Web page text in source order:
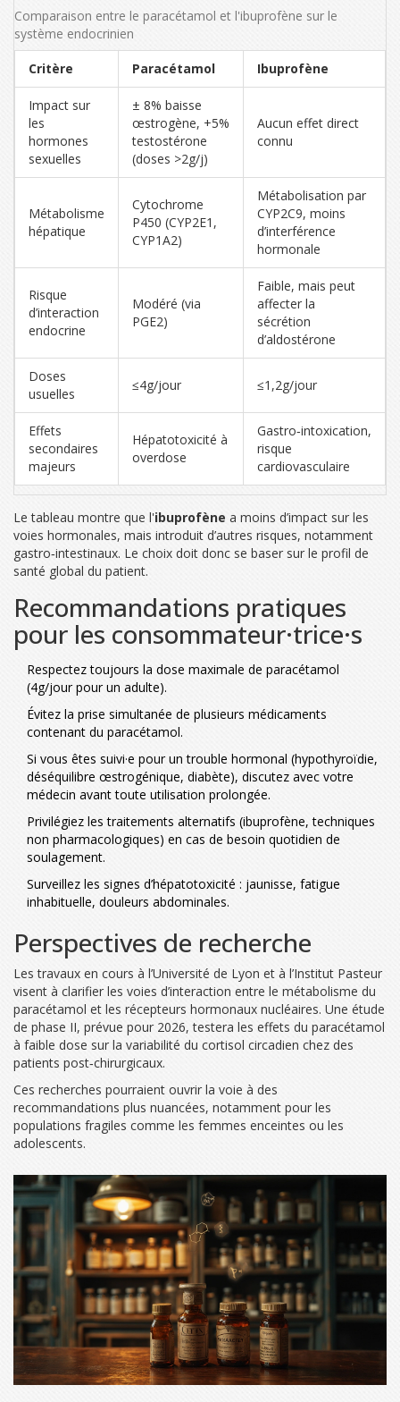
Comparaison entre le paracétamol et l'ibuprofène sur le
système endocrinien
Critère Paracétamol Ibuprofène
Impact sur
les
hormones
sexuelles
± 8% baisse
œstrogène, +5%
testostérone
(doses >2g/j)
Aucun effet direct
connu
Métabolisme
hépatique
Cytochrome
P450 (CYP2E1,
CYP1A2)
Métabolisation par
CYP2C9, moins
d’interférence
hormonale
Risque
d’interaction
endocrine
Modéré (via
PGE2)
Faible, mais peut
affecter la
sécrétion
d’aldostérone
Doses
usuelles
≤4g/jour ≤1,2g/jour
Effets
secondaires
majeurs
Hépatotoxicité à
overdose
Gastro‑intoxication,
risque
cardiovasculaire
Le tableau montre que l'ibuprofène a moins d’impact sur les
voies hormonales, mais introduit d’autres risques, notamment
gastro‑intestinaux. Le choix doit donc se baser sur le profil de
santé global du patient.
Recommandations pratiques
pour les consommateur·trice·s
Respectez toujours la dose maximale de paracétamol
(4g/jour pour un adulte).
Évitez la prise simultanée de plusieurs médicaments
contenant du paracétamol.
Si vous êtes suivi·e pour un trouble hormonal (hypothyroïdie,
déséquilibre œstrogénique, diabète), discutez avec votre
médecin avant toute utilisation prolongée.
Privilégiez les traitements alternatifs (ibuprofène, techniques
non pharmacologiques) en cas de besoin quotidien de
soulagement.
Surveillez les signes d’hépatotoxicité : jaunisse, fatigue
inhabituelle, douleurs abdominales.
Perspectives de recherche
Les travaux en cours à l’Université de Lyon et à l’Institut Pasteur
visent à clarifier les voies d’interaction entre le métabolisme du
paracétamol et les récepteurs hormonaux nucléaires. Une étude
de phase II, prévue pour 2026, testera les effets du paracétamol
à faible dose sur la variabilité du cortisol circadien chez des
patients post‑chirurgicaux.
Ces recherches pourraient ouvrir la voie à des
recommandations plus nuancées, notamment pour les
populations fragiles comme les femmes enceintes ou les
adolescents.